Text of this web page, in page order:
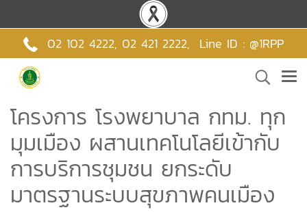
02 102 4222, 02 421 2222, Line ID : @1RPP
โครงการ โรงพยาบาล กทม. ทุก
มุมเมือง ผสานเทคโนโลยีเข้ากับ
การบริการชุมชน ยกระดับ
มาตรฐานระบบสุขภาพคนเมือง